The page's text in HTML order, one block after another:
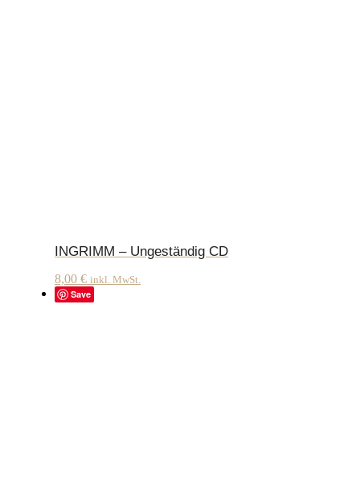
INGRIMM – Ungeständig CD
8,00 € inkl. MwSt.
Save